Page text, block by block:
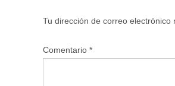
Tu dirección de correo electrónico
Comentario *